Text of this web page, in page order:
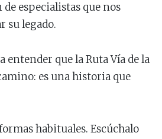
especialistas que nos
su legado.
entender que la Ruta Vía de la
es una historia que
habituales. Escúchalo